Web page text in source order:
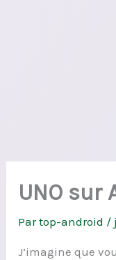
UNO sur
Partop-android /
J’imagine que